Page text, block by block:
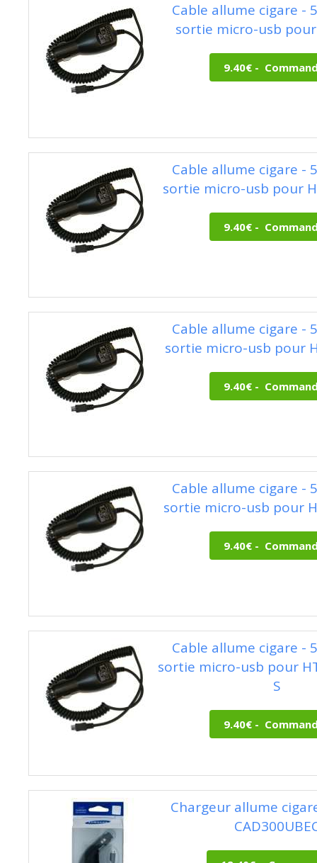
Cable allume cigare -
sortie micro-usb pour
Cable allume cigare -
sortie micro-usb pour
Cable allume cigare -
sortie micro-usb pour
Cable allume cigare -
sortie micro-usb pour
Cable allume cigare -
sortie micro-usb pour
S
Chargeur allume